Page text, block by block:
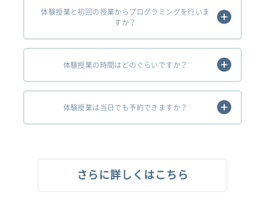
体験授業と初回の授業からプログラミングを行いま
すか？
体験授業の時間はどのぐらいですか？
体験授業は当日でも予約できますか？
さらに詳しくはこちら